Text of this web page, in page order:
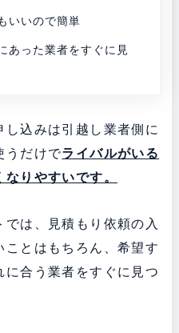
いいので簡単
あった業者をすぐに見
込みは引越し業者側に
うだけでライバルがいる
りやすいです。
は、見積もり依頼の入
とはもちろん、希望す
に合う業者をすぐに見つ